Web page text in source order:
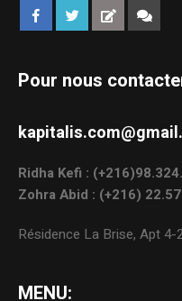
Pour nous
Ridha Kefi :
Zohra Abid : (+216)
Résidence La Brise, Apt 4-
MENU: